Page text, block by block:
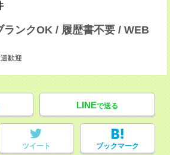
ランクOK / 履歴書不要 / WEB
歓迎
LINEで送る
ツイート ブックマーク